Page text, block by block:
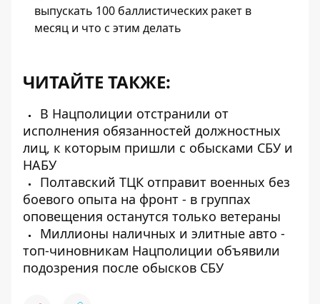
выпускать 100 баллистических ракет в
месяц и что с этим делать
ЧИТАЙТЕ ТАКЖЕ:
В Нацполиции отстранили от
исполнения обязанностей должностных
лиц, к которым пришли с обысками СБУ и
НАБУ
Полтавский ТЦК отправит военных без
боевого опыта на фронт - в группах
оповещения останутся только ветераны
Миллионы наличных и элитные авто -
топ-чиновникам Нацполиции объявили
подозрения после обысков СБУ